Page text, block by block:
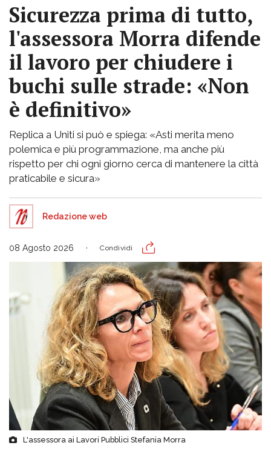
Sicurezza prima di tutto,
l'assessora Morra difende
il lavoro per chiudere i
buchi sulle strade: «Non
è definitivo»
Replica a Uniti si può e spiega: «Asti merita meno
polemica e più programmazione, ma anche più
rispetto per chi ogni giorno cerca di mantenere la città
praticabile e sicura»
Redazione web
08 Agosto 2026 Condividi
L'assessora ai Lavori Pubblici Stefania Morra